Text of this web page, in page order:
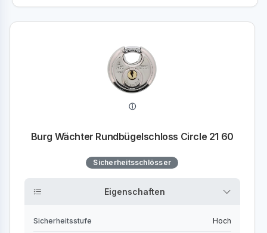
Burg Wächter Rundbügelschloss Circle 21 60
Sicherheitsschlösser
Eigenschaften
Sicherheitsstufe Hoch